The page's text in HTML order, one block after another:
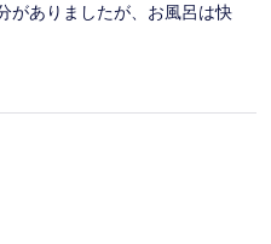
がありましたが、お風呂は快